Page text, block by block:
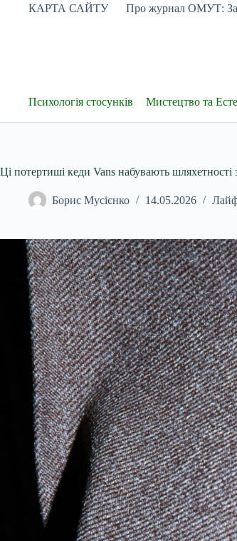
ПерейтиКАРТА САЙТУ Про журнал ОМУТ:
Психологія стосунків Мистецтво та
Ці потертиші кеди Vans набувають шляхетності
Борис Мусієнко 14.05.2026